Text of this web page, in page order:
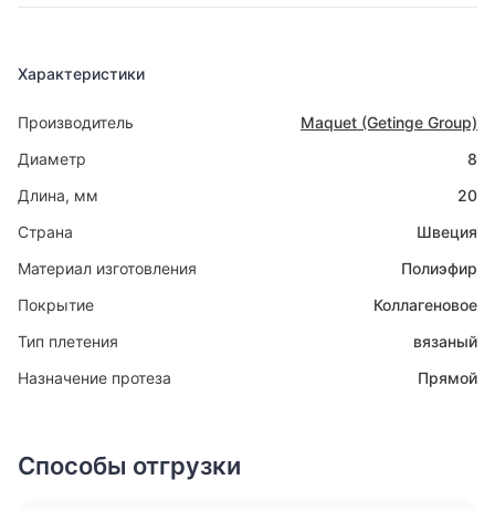
Характеристики
Производитель
Maquet (Getinge Group)
Диаметр
8
Длина, мм
20
Страна
Швеция
Материал изготовления
Полиэфир
Покрытие
Коллагеновое
Тип плетения
вязаный
Назначение протеза
Прямой
Способы отгрузки